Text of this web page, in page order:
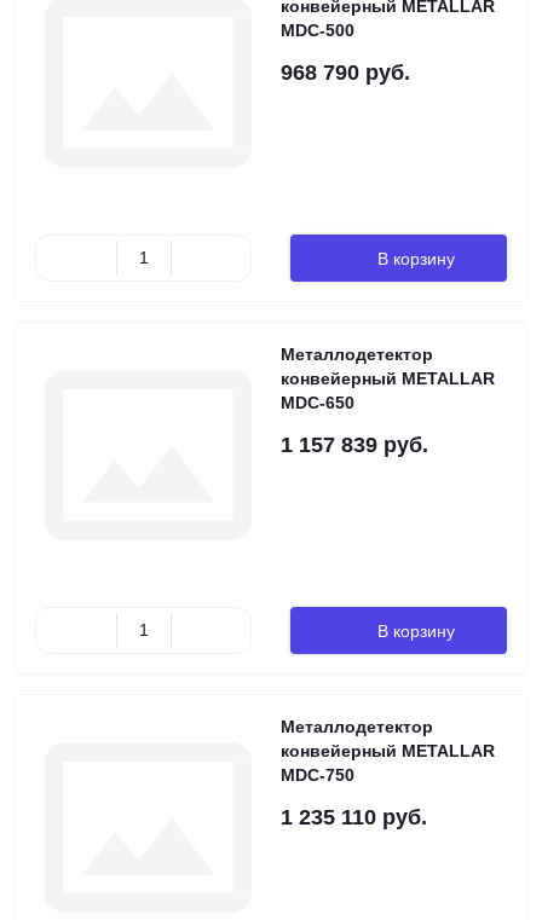
конвейерный METALLAR
MDC-500
968 790 руб.
В корзину
Металлодетектор
конвейерный METALLAR
MDC-650
1 157 839 руб.
В корзину
Металлодетектор
конвейерный METALLAR
MDC-750
1 235 110 руб.